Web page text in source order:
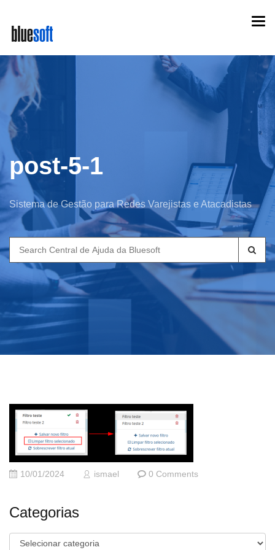
main
content
post-5-1
Sistema de Gestão para Redes Varejistas e Atacadistas
Search
for:
10/01/2024 ismael 0 Comments
Categorias
Categorias